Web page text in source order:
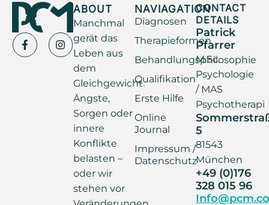
ABOUT
Manchmal
gerät das
Leben aus
dem
Gleichgewicht.
Ängste,
Sorgen oder
innere
Konflikte
belasten –
oder wir
stehen vor
NAVIAGATION
Diagnosen
Therapieformen
Behandlungsphilosophie
Qualifikation
Erste Hilfe
Online
Journal
Impressum /
Datenschutz
CONTACT
DETAILS
Patrick
Pfarrer
M.Sc.
Psychologie
/ MAS
Psychotherapi
5
81543
München
+49 (0)176
328 015 96